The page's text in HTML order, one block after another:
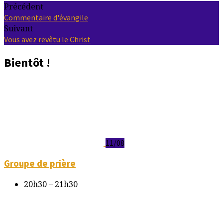
Précédent
Commentaire d'évangile
Suivant
Vous avez revêtu le Christ
Bientôt !
11/08
Groupe de prière
20h30 – 21h30